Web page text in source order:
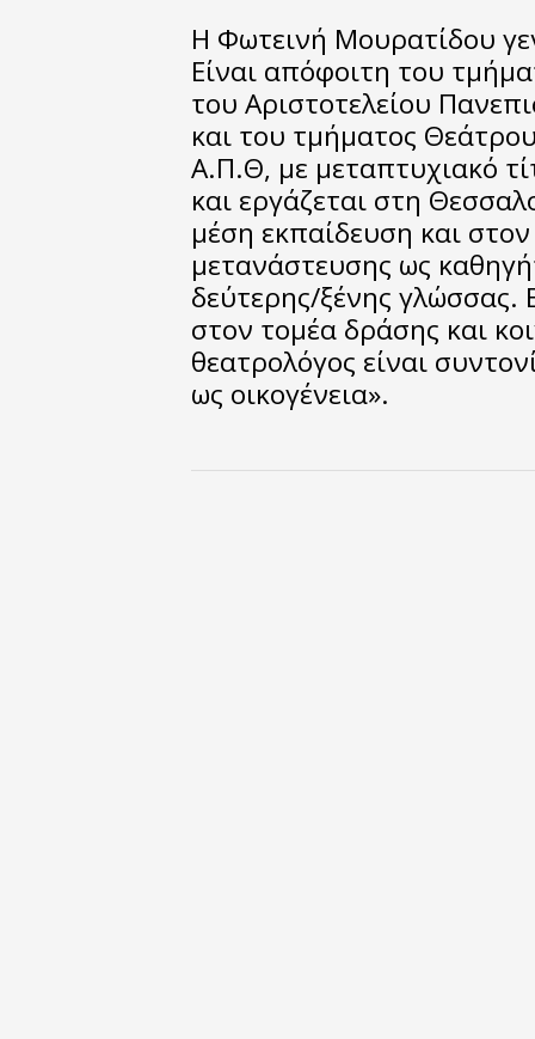
Η Φωτεινή Μουρατίδου
Είναι απόφοιτη του
του Αριστοτελείου
και του τμήματος
Α.Π.Θ, με μεταπτυχιακό
και εργάζεται στη
μέση εκπαίδευση και
μετανάστευσης ως
δεύτερης/ξένης γλώσσας.
στον τομέα δράσης και
θεατρολόγος είναι
ως οικογένεια».